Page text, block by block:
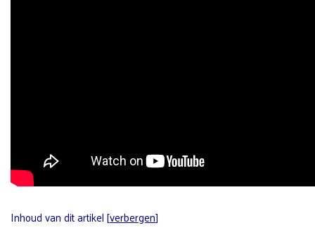
Inhoud van dit artikel[verbergen]